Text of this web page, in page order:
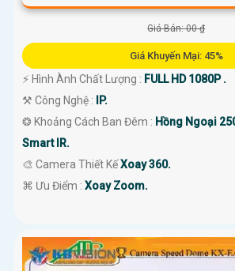
Giá Bán: 00 ₫
Giá Khuyến Mại: 45%
️⚡ Hình Ành Chất Lượng : FULL HD 1080P .
⚒ Công Nghệ :
IP.
❂ Khoảng Cách Ban Đêm : Hồng Ngoại
Smart IR.
🎨 Camera Thiết KếXoay 360.
️⌘ Ưu Điểm : Xoay Zoom.